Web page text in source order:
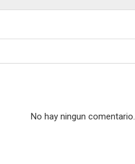
No hay ningun comentario.